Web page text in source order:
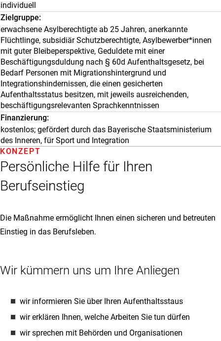
individuell
Zielgruppe
erwachsene Asylberechtigte ab 25 Jahren, anerkannte
Flüchtlinge, subsidiär Schutzberechtigte, Asylbewerber*innen
mit guter Bleibeperspektive, Geduldete mit einer
Beschäftigungsduldung nach § 60d Aufenthaltsgesetz, bei
Bedarf Personen mit Migrationshintergrund und
Integrationshindernissen, die einen gesicherten
Aufenthaltsstatus besitzen, mit jeweils ausreichenden,
beschäftigungsrelevanten Sprachkenntnissen
Finanzierung
kostenlos; gefördert durch das Bayerische Staatsministerium
des Inneren, für Sport und Integration
Persönliche Hilfe für Ihren
Berufseinstieg
KONZEPT
Die Maßnahme ermöglicht Ihnen einen sicheren und betreuten
Einstieg in das Berufsleben.
Wir kümmern uns um Ihre Anliegen
wir informieren Sie über Ihren Aufenthaltsstaus
wir erklären Ihnen, welche Arbeiten Sie tun dürfen
wir sprechen mit Behörden und Organisationen